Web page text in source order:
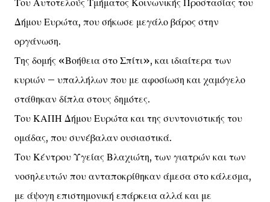
Του Αυτοτελούς Τμήματος Κοινωνικής Προστασίας του
Δήμου Ευρώτα, που σήκωσε μεγάλο βάρος στην
οργάνωση.
Της δομής «Βοήθεια στο Σπίτι», και ιδιαίτερα των
κυριών – υπαλλήλων που με αφοσίωση και χαμόγελο
στάθηκαν δίπλα στους δημότες.
Του ΚΑΠΗ Δήμου Ευρώτα και της συντονιστικής του
ομάδας, που συνέβαλαν ουσιαστικά.
Του Κέντρου Υγείας Βλαχιώτη, των γιατρών και των
νοσηλευτών που ανταποκρίθηκαν άμεσα στο κάλεσμα,
με άψογη επιστημονική επάρκεια αλλά και με